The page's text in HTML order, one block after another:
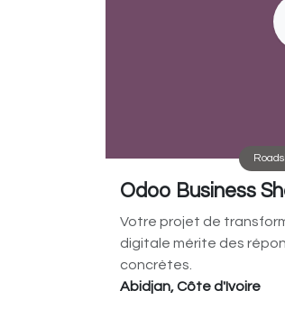
Odoo Business
Votre projet de
digitale mérite des
concrètes.
Abidjan,Côte d'Ivoire